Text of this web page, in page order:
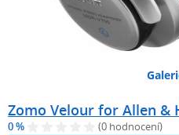
Zomo Velour for Allen &
0 % (0 hodnocení)